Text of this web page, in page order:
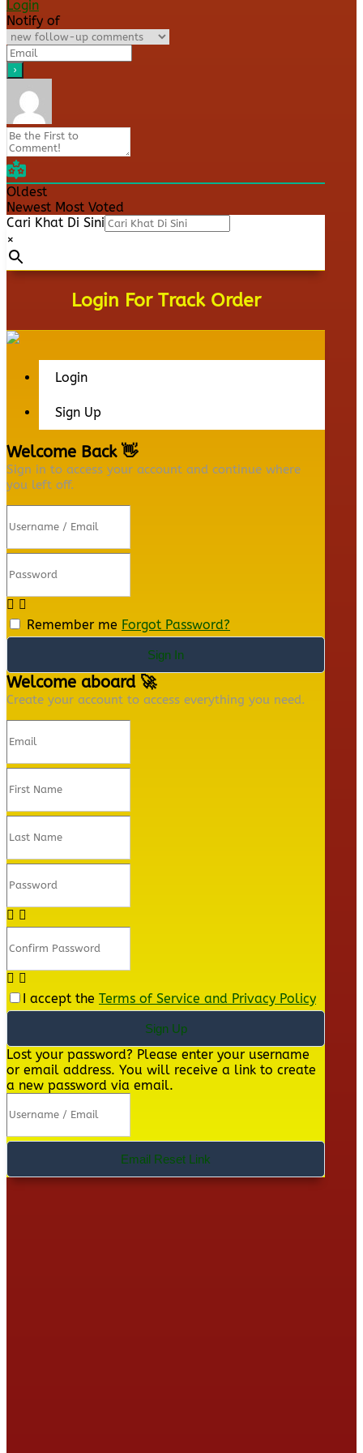
Login
Notify of
Oldest
Newest Most Voted
Cari Khat Di Sini
×
Login For Track Order
Login
Sign Up
Welcome Back 👋
Sign in to access your account and continue where
you left off.
Remember me Forgot Password?
Sign In
Welcome aboard 🚀
Create your account to access everything you need.
I accept the Terms of Service and Privacy Policy
Sign Up
Lost your password? Please enter your username
or email address. You will receive a link to create
a new password via email.
Email Reset Link